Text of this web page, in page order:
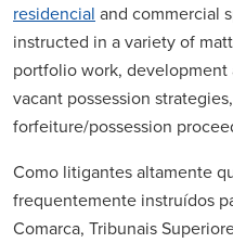
residencial and commercial
instructed in a variety of
portfolio work, development
vacant possession strategies,
forfeiture/possession
Como litigantes altamente
frequentemente instruídos
Comarca, Tribunais